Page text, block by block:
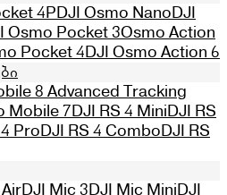
4PDJI Osmo NanoDJI
Osmo Pocket 3Osmo Action
Pocket 4DJI Osmo Action 6
8 Advanced Tracking
Mobile 7DJI RS 4 MiniDJI RS
ProDJI RS 4 ComboDJI RS
DJI Mic 3DJI Mic MiniDJI